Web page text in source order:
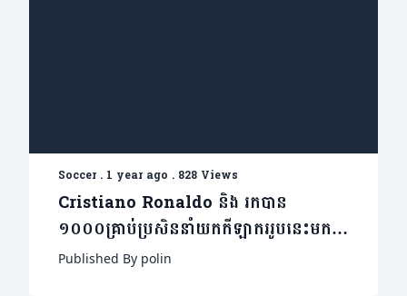
Soccer. 1 year ago . 828 Views
Cristiano Ronaldo និង រកបាន
១០០០គ្រាប់ប្រសិននាំយកកីឡាកររូបនេះមករួម
ក្រុម Al-Nassr(មាន១វីដេអូ)
Published By polin